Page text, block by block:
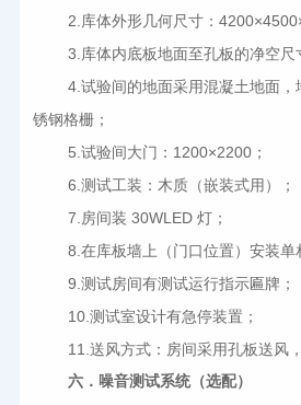
2. 库体外形几何尺寸：
3. 库体内底板地面至孔板的净空尺
4.试验间的地面采用混凝土地面
锈钢格栅；
5.试验间大门：1200×2200；
6.测试工装：木质（嵌装式用）；
7. 房间装 30WLED 灯；
8.在库板墙上（门口位置）安装单
9.测试房间有测试运行指示匾牌；
10.测试室设计有急停装置；
11.送风方式：房间采用孔板送风
六．噪音测试系统（选配）